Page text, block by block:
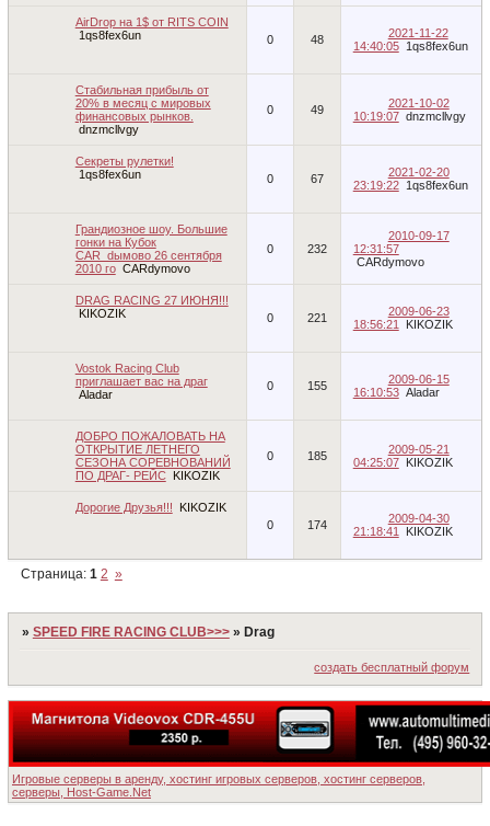
AirDrop на 1$ от RITS COIN
1qs8fex6un
0 48
2021-11-22
14:40:05
1qs8fex6un
Стабильная прибыль от
20% в месяц с мировых
финансовых рынков.
dnzmcllvgy
0 49
2021-10-02
10:19:07 dnzmcllvgy
Секреты рулетки!
1qs8fex6un
0 67
2021-02-20
23:19:22
1qs8fex6un
Грандиозное шоу. Большие
гонки на Кубок
CAR_dымово 26 сентября
2010 го CARdymovo
0 232
2010-09-17
12:31:57
CARdymovo
DRAG RACING 27 ИЮНЯ!!!
KIKOZIK
0 221
2009-06-23
18:56:21
KIKOZIK
Vostok Racing Club
приглашает вас на драг
Aladar
0 155
2009-06-15
16:10:53 Aladar
ДОБРО ПОЖАЛОВАТЬ НА
ОТКРЫТИЕ ЛЕТНЕГО
СЕЗОНА СОРЕВНОВАНИЙ
ПО ДРАГ- РЕЙС
KIKOZIK
0 185
2009-05-21
04:25:07
KIKOZIK
Дорогие Друзья!!!
KIKOZIK
0
174
2009-04-30
21:18:41
KIKOZIK
Страница: 1 2 »
» SPEED FIRE RACING CLUB>>> » Drag
создать бесплатный форум
Игровые серверы в аренду, хостинг игровых серверов, хостинг серверов,
серверы, Host-Game.Net